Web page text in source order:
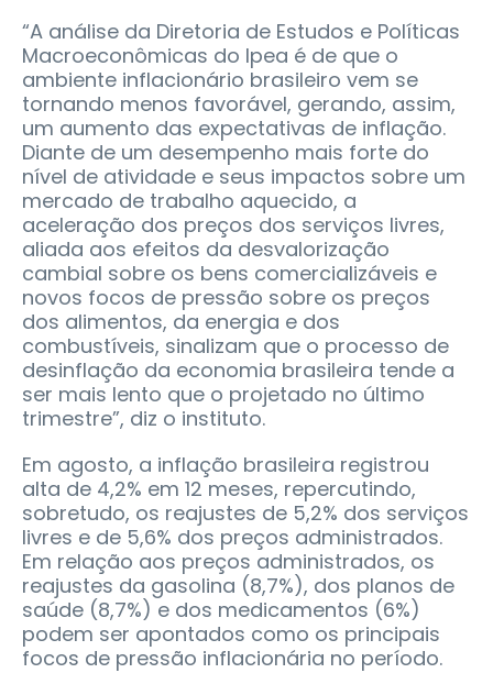
“A análise da Diretoria de Estudos e Políticas
Macroeconômicas do Ipea é de que o
ambiente inflacionário brasileiro vem se
tornando menos favorável, gerando, assim,
um aumento das expectativas de inflação.
Diante de um desempenho mais forte do
nível de atividade e seus impactos sobre um
mercado de trabalho aquecido, a
aceleração dos preços dos serviços livres,
aliada aos efeitos da desvalorização
cambial sobre os bens comercializáveis e
novos focos de pressão sobre os preços
dos alimentos, da energia e dos
combustíveis, sinalizam que o processo de
desinflação da economia brasileira tende a
ser mais lento que o projetado no último
trimestre”, diz o instituto.
Em agosto, a inflação brasileira registrou
alta de 4,2% em 12 meses, repercutindo,
sobretudo, os reajustes de 5,2% dos serviços
livres e de 5,6% dos preços administrados.
Em relação aos preços administrados, os
reajustes da gasolina (8,7%), dos planos de
saúde (8,7%) e dos medicamentos (6%)
podem ser apontados como os principais
focos de pressão inflacionária no período.